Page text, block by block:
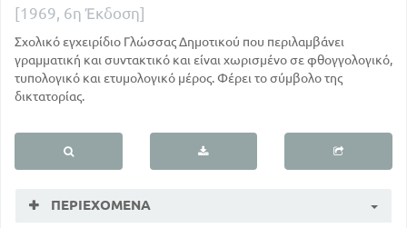
[1969, 6η Έκδοση]
Σχολικό εγχειρίδιο Γλώσσας Δημοτικού που περιλαμβάνει
γραμματική και συντακτικό και είναι χωρισμένο σε φθογγολογικό,
τυπολογικό και ετυμολογικό μέρος. Φέρει το σύμβολο της
δικτατορίας.
ΠΕΡΙΕΧΌΜΕΝΑ